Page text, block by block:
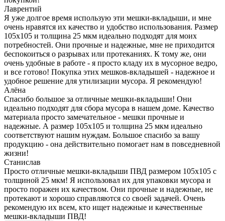
Лаврентий
Я уже долгое время использую эти мешки-вкладыши, и мне
очень нравятся их качество и удобство использования. Размер
105x105 и толщина 25 мкм идеально подходят для моих
потребностей. Они прочные и надежные, мне не приходится
беспокоиться о разрывах или протеканиях. К тому же, они
очень удобные в работе - я просто кладу их в мусорное ведро,
и все готово! Покупка этих мешков-вкладышей - надежное и
удобное решение для утилизации мусора. Я рекомендую!
Алёна
Спасибо большое за отличные мешки-вкладыши! Они
идеально подходят для сбора мусора в нашем доме. Качество
материала просто замечательное - мешки прочные и
надежные. А размер 105x105 и толщина 25 мкм идеально
соответствуют нашим нуждам. Большое спасибо за вашу
продукцию - она действительно помогает нам в повседневной
жизни!
Станислав
Просто отличные мешки-вкладыши ПВД размером 105x105 с
толщиной 25 мкм! Я использовал их для упаковки мусора и
просто поражен их качеством. Они прочные и надежные, не
протекают и хорошо справляются со своей задачей. Очень
рекомендую их всем, кто ищет надежные и качественные
мешки-вкладыши ПВД!